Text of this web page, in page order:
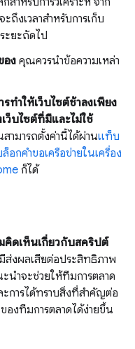
ถึงเวลาสําหรับการเก็บ
ะยะถัดไป
อง คุณควรนำข้อความเหล่า
ทำให้เว็บไซต์ช้าลงเพียง
ว็บไซต์ที่มีและไม่ใช้
ามารถตั้งค่านี้ได้ผ่านแท็บ
อกคำขอเครือข่ายในเครื่อง
ก็ได้
คิดเห็นเกี่ยวกับสคริปต์
ส่งผลเสียต่อประสิทธิภาพ
นําจะช่วยให้ทีมการตลาด
การได้ทราบสิ่งที่สําคัญต่อ
งทีมการตลาดได้ง่ายขึ้น